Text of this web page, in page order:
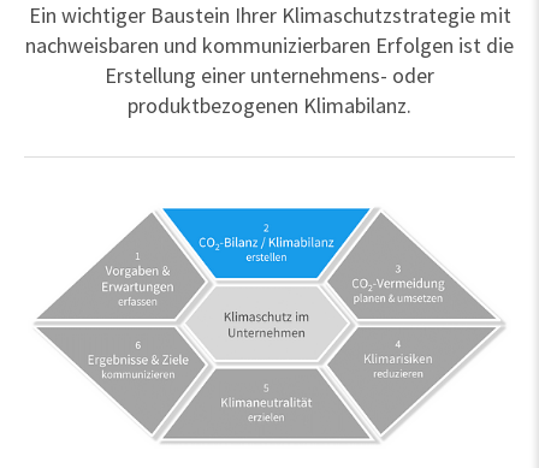
Ein wichtiger Baustein Ihrer Klimaschutzstrategie mit
nachweisbaren und kommunizierbaren Erfolgen ist die
Erstellung einer unternehmens- oder
produktbezogenen Klimabilanz.